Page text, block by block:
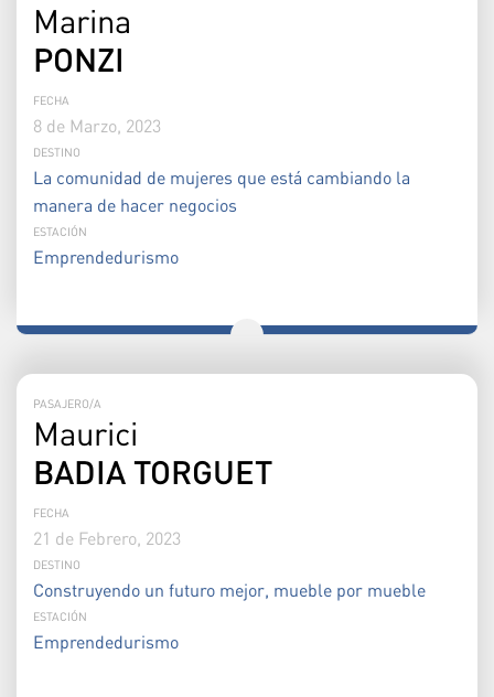
Marina
PONZI
FECHA
8 de Marzo, 2023
DESTINO
La comunidad de mujeres que está cambiando la
manera de hacer negocios
ESTACIÓN
Emprendedurismo
PASAJERO/A
Maurici
BADIA TORGUET
FECHA
21 de Febrero, 2023
DESTINO
Construyendo un futuro mejor, mueble por mueble
ESTACIÓN
Emprendedurismo